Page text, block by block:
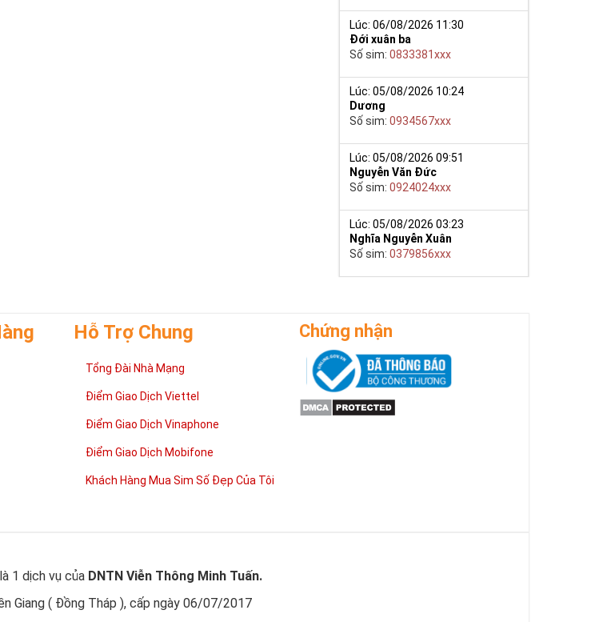
ích sim Tứ Quý 2 mang lại là gì?
tứ quý 2 sẽ dễ dàng có được cuộc sống vui vẻ hạnh phúc,
muốn và gia đình, bản thân ít gặp chuyện bất trắc hơn.
may mắn, sự may mắn giúp con người dễ thành công hơn,
luôn gặp những may mắn và thành công mà nó còn giúp thể
Lúc: 06/08/2026 11:30
Đới xuân ba
Số sim:0833381xxx
Lúc: 05/08/2026 10:24
Dương
Số sim:0934567xxx
Lúc: 05/08/2026 09:51
Nguyễn Văn Đức
Số sim:0924024xxx
Lúc: 05/08/2026 03:23
Nghĩa Nguyễn Xuân
Số sim:0379856xxx
Hỗ Trợ Chung
Tổng Đài Nhà Mạng
Điểm Giao Dịch Viettel
Điểm Giao Dịch Vinaphone
Điểm Giao Dịch Mobifone
Khách Hàng Mua Sim Số Đẹp Của Tôi
Chứng nhận
1 dịch vụ của DNTN Viễn Thông Minh Tuấn.
Giang ( Đồng Tháp ), cấp ngày 06/07/2017